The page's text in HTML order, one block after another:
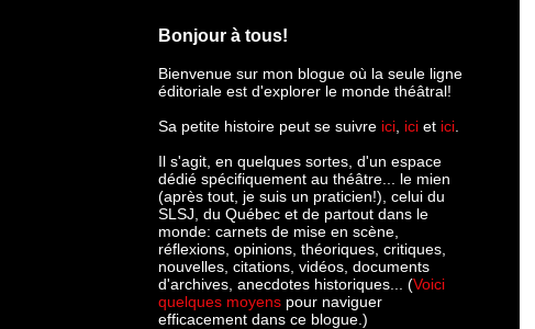
Bonjour à tous!
Bienvenue sur mon blogue où la seule ligne
éditoriale est d'explorer le monde théâtral!
Sa petite histoire peut se suivre ici ici et ici
Il s'agit, en quelques sortes, d'un espace
dédié spécifiquement au théâtre... le mien
(après tout, je suis un praticien!), celui du
SLSJ, du Québec et de partout dans le
monde: carnets de mise en scène,
réflexions, opinions, théoriques, critiques,
nouvelles, citations, vidéos, documents
d'archives, anecdotes historiques... (Voici
quelques moyens pour naviguer
efficacement dans ce blogue.)